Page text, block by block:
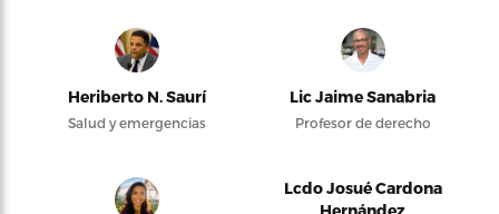
Heriberto N. Saurí
Salud y emergencias
Lic Jaime Sanabria
Profesor de derecho
Lcdo Josué Cardona
Hernández